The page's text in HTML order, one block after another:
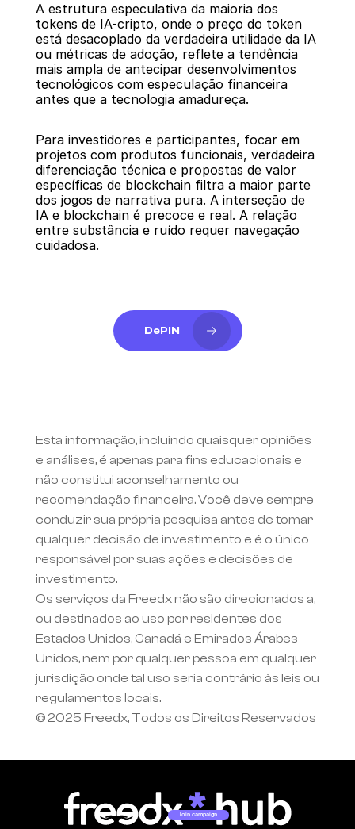
A estrutura especulativa da maioria dos
tokens de IA-cripto, onde o preço do token
está desacoplado da verdadeira utilidade da IA
ou métricas de adoção, reflete a tendência
mais ampla de antecipar desenvolvimentos
tecnológicos com especulação financeira
antes que a tecnologia amadureça.
Para investidores e participantes, focar em
projetos com produtos funcionais, verdadeira
diferenciação técnica e propostas de valor
específicas de blockchain filtra a maior parte
dos jogos de narrativa pura. A interseção de
IA e blockchain é precoce e real. A relação
entre substância e ruído requer navegação
cuidadosa.
DePIN
Esta informação, incluindo quaisquer opiniões
e análises, é apenas para fins educacionais e
não constitui aconselhamento ou
recomendação financeira. Você deve sempre
conduzir sua própria pesquisa antes de tomar
qualquer decisão de investimento e é o único
responsável por suas ações e decisões de
investimento.
Os serviços da Freedx não são direcionados a,
ou destinados ao uso por residentes dos
Estados Unidos, Canadá e Emirados Árabes
Unidos, nem por qualquer pessoa em qualquer
jurisdição onde tal uso seria contrário às leis ou
regulamentos locais.
© 2025 Freedx, Todos os Direitos Reservados
Join campaign